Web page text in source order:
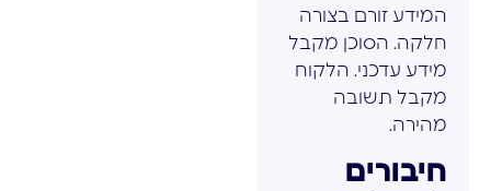
המידע זורם בצורה
חלקה. הסוכן מקבל
מידע עדכני. הלקוח
מקבל תשובה
מהירה.
חיבורים